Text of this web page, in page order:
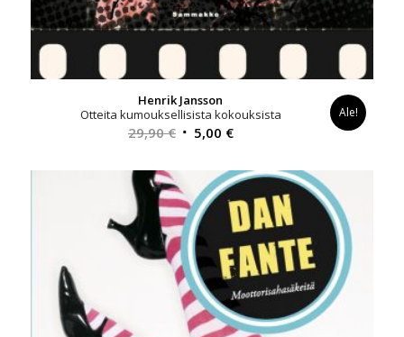
Henrik Jansson
Otteita kumouksellisista kokouksista
29,90€ Alkuperäinen
29,90 €.
5,00 €Nykyinen
on:
5,00 €.
Ale!